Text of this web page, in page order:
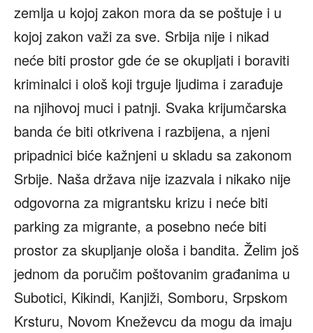
zemlja u kojoj zakon mora da se poštuje i u
kojoj zakon važi za sve. Srbija nije i nikad
neće biti prostor gde će se okupljati i boraviti
kriminalci i ološ koji trguje ljudima i zarađuje
na njihovoj muci i patnji. Svaka krijumčarska
banda će biti otkrivena i razbijena, a njeni
pripadnici biće kažnjeni u skladu sa zakonom
Srbije. Naša država nije izazvala i nikako nije
odgovorna za migrantsku krizu i neće biti
parking za migrante, a posebno neće biti
prostor za skupljanje ološa i bandita. Želim još
jednom da poručim poštovanim građanima u
Subotici, Kikindi, Kanjiži, Somboru, Srpskom
Krsturu, Novom Kneževcu da mogu da imaju